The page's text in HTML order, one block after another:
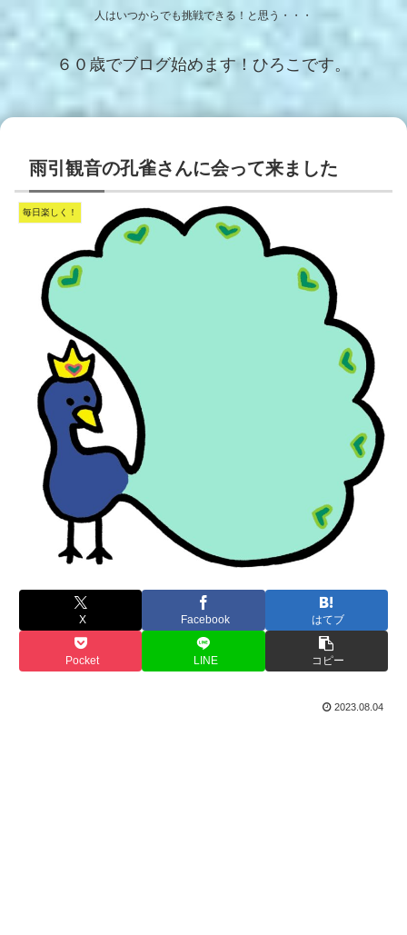
人はいつからでも挑戦できる！と思う・・・
６０歳でブログ始めます！ひろこです。
雨引観音の孔雀さんに会って来ました
毎日楽しく！
X Facebook はてブ
Pocket LINE コピー
2023.08.04